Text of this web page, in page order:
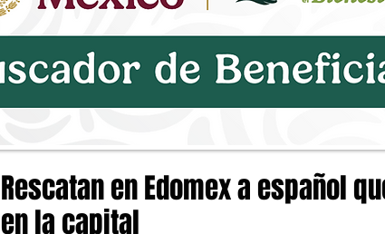
Rescatan en Edomex a español
en la capital